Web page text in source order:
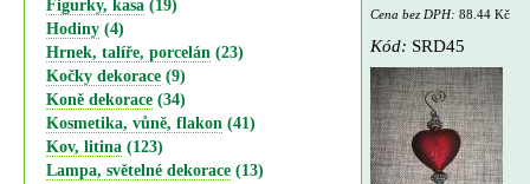
Figurky, kasa (19)
Hodiny (4)
Hrnek, talíře, porcelán (23)
Kočky dekorace (9)
Koně dekorace (34)
Kosmetika, vůně, flakon (41)
Kov, litina (123)
Lampa, světelné dekorace (13)
Cena bez DPH: 88.44 Kč
Kód: SRD45